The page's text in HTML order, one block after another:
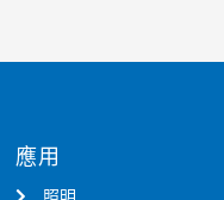
應用